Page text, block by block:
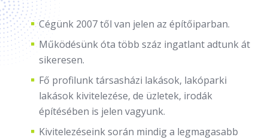
Cégünk 2007 től van jelen az építőiparban.
Működésünk óta több száz ingatlant adtunk át
sikeresen.
Fő profilunk társasházi lakások, lakóparki
lakások kivitelezése, de üzletek, irodák
építésében is jelen vagyunk.
Kivitelezéseink során mindig a legmagasabb